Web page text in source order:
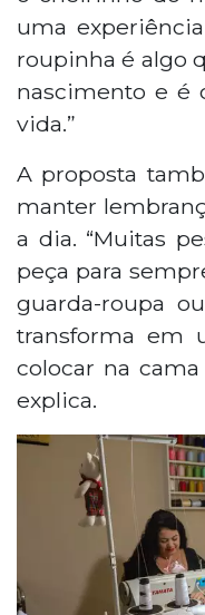
uma
roupinha é algo
nascimento e é
vida.”
A proposta
manter
a dia. “Muitas
peça para
guarda-roupa
transforma em
colocar na
explica.